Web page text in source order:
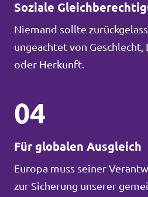
Soziale
Niemand sollte
ungeachtet von
oder Herkunft.
04
Für globalen Ausgleich
Europa muss seiner
zur Sicherung unserer